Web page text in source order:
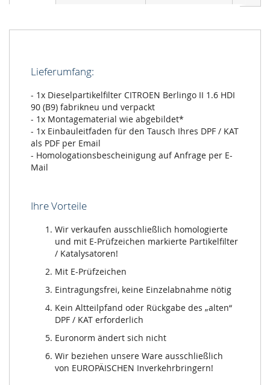
Lieferumfang:
- 1x Dieselpartikelfilter CITROEN Berlingo II 1.6 HDI
90 (B9) fabrikneu und verpackt
- 1x Montagematerial wie abgebildet*
- 1x Einbauleitfaden für den Tausch Ihres DPF / KAT
als PDF per Email
- Homologationsbescheinigung auf Anfrage per E-
Mail
Ihre Vorteile
Wir verkaufen ausschließlich homologierte
und mit E-Prüfzeichen markierte Partikelfilter
/ Katalysatoren!
Mit E-Prüfzeichen
Eintragungsfrei, keine Einzelabnahme nötig
Kein Altteilpfand oder Rückgabe des „alten“
DPF / KAT erforderlich
Euronorm ändert sich nicht
Wir beziehen unsere Ware ausschließlich
von EUROPÄISCHEN Inverkehrbringern!